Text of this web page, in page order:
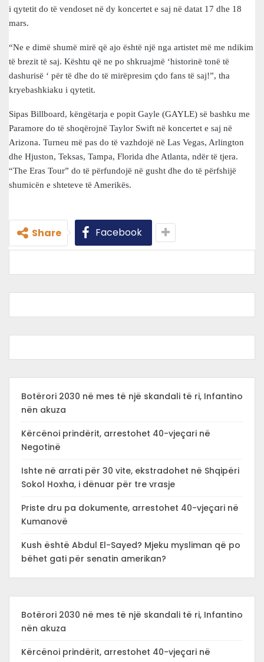
i qytetit do të vendoset në dy koncertet e saj në datat 17 dhe 18
mars.
“Ne e dimë shumë mirë që ajo është një nga artistet më me ndikim
të brezit të saj. Kështu që ne po shkruajmë ‘historinë tonë të
dashurisë ‘ për të dhe do të mirëpresim çdo fans të saj!”, tha
kryebashkiaku i qytetit.
Sipas Billboard, këngëtarja e popit Gayle (GAYLE) së bashku me
Paramore do të shoqërojnë Taylor Swift në koncertet e saj në
Arizona. Turneu më pas do të vazhdojë në Las Vegas, Arlington
dhe Hjuston, Teksas, Tampa, Florida dhe Atlanta, ndër të tjera.
“The Eras Tour” do të përfundojë në gusht dhe do të përfshijë
shumicën e shteteve të Amerikës.
Share Facebook
Botërori 2030 në mes të një skandali të ri, Infantino
nën akuza
Kërcënoi prindërit, arrestohet 40-vjeçari në
Negotinë
Ishte në arrati për 30 vite, ekstradohet në Shqipëri
Sokol Hoxha, i dënuar për tre vrasje
Priste dru pa dokumente, arrestohet 40-vjeçari në
Kumanovë
Kush është Abdul El-Sayed? Mjeku mysliman që po
bëhet gati për senatin amerikan?
Botërori 2030 në mes të një skandali të ri, Infantino
nën akuza
Kërcënoi prindërit, arrestohet 40-vjeçari në